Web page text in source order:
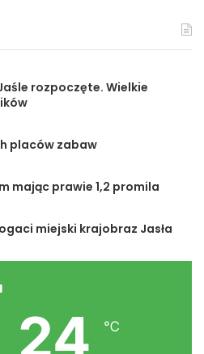
rozpoczęte. Wielkie
placów zabaw
mając prawie 1,2 promila
miejski krajobraz Jasła
24 ℃